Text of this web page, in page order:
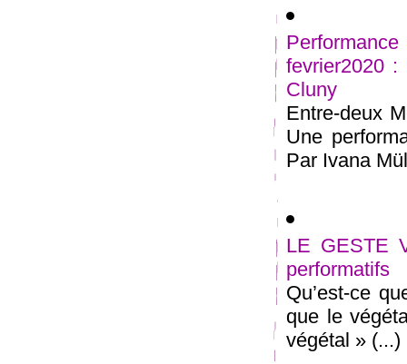
fevrier2020 :
Cluny
Entre-deux
Une
Par Ivana
LE GESTE
performatifs
Qu’est-ce
que le
végétal » (...)